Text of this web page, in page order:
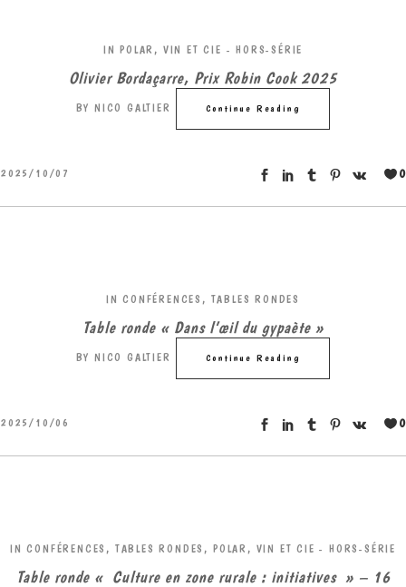
IN POLAR, VIN ET CIE - HORS-SÉRIE
Olivier Bordaçarre, Prix Robin Cook 2025
BY NICO GALTIER Continue Reading
2025/10/07 0
IN CONFÉRENCES, TABLES RONDES
Table ronde « Dans l’œil du gypaète »
BY NICO GALTIER Continue Reading
2025/10/06 0
IN CONFÉRENCES, TABLES RONDES , POLAR, VIN ET CIE - HORS-SÉRIE
Table ronde « Culture en zone rurale : initiatives » – 16